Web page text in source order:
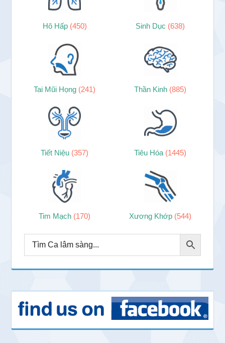
Hô Hấp (450) Sinh Dục (638)
Tai Mũi Họng (241) Thần Kinh (885)
Tiết Niệu (357) Tiêu Hóa (1445)
Tim Mạch (170) Xương Khớp (544)